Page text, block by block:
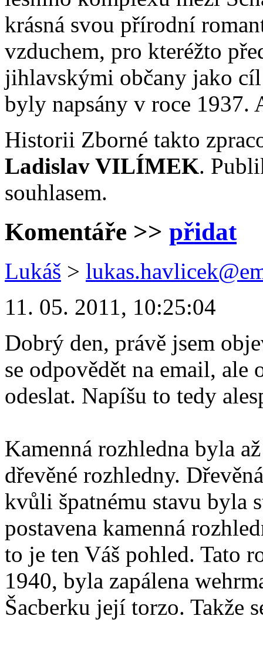
krásná svou přírodní
vzduchem, pro kteréžto
jihlavskými občany jako
byly napsány v roce 1937.
Historii Zborné takto
Ladislav VILÍMEK.
souhlasem.
Komentáře >> přidat
Lukáš >
11. 05. 2011, 10:25:04
Dobrý den, právě jsem
se odpovědět na email, ale
odeslat. Napíšu to tedy
Kamenná rozhledna byla
dřevěné rozhledny.
kvůli špatnému stavu byla
postavena kamenná
to je ten Váš pohled. Tato
1940, byla zapálena
Šacberku její torzo. Takže